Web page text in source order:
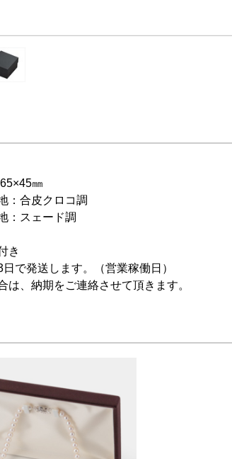
㎜
：合皮クロコ調
スェード調
き
で発送します。（営業稼働日）
は、納期をご連絡させて頂きます。